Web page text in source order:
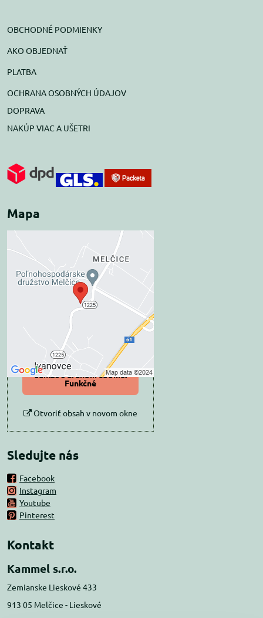
OBCHODNÉ PODMIENKY
AKO OBJEDNAŤ
PLATBA
OCHRANA OSOBNÝCH ÚDAJOV
DOPRAVA
NAKÚP VIAC A UŠETRI
Mapa
Externý obsah je
blokovaný Voľbami
súkromia
Prajete si načítať externý obsah?
Povoliť tentokrát
Povoliť a zapamätať -
súhlas s druhom cookie:
Funkčné
Otvoriť obsah v novom okne
Sledujte nás
Facebook
Instagram
Youtube
Pinterest
Kontakt
Kammel s.r.o.
Zemianske Lieskové 433
913 05 Melčice - Lieskové